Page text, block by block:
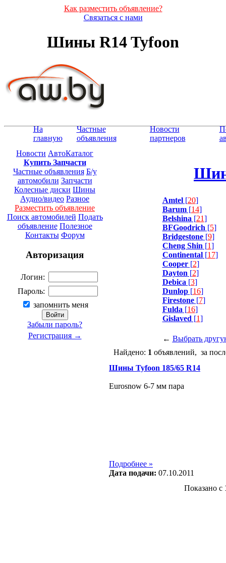
Как разместить объявление?
Связаться с нами
Шины R14 Tyfoon
На
главную
Частные
объявления
Новости
партнеров
Новости АвтоКаталог
Купить Запчасти
Частные объявления Б/у
автомобили Запчасти
Колесные диски Шины
Аудио/видео Разное
Разместить объявление
Поиск автомобилей Подать
объявление Полезное
Контакты Форум
Авторизация
Логин:
Пароль:
запомнить меня
Забыли пароль?
Регистрация →
Amtel[20]
Barum[14]
Belshina [21]
BFGoodrich [5]
Bridgestone[9]
Cheng Shin [1]
Continental[17]
Cooper[2]
Dayton [2]
Debica [3]
Dunlop[16]
Firestone[7]
Fulda [16]
Gislaved [1]
← Выбрать
Найдено: 1 объявлений, за
Шины Tyfoon 185/65 R14
Eurosnow 6-7 мм пара
Подробнее »
Дата подачи: 07.10.2011
Показано с